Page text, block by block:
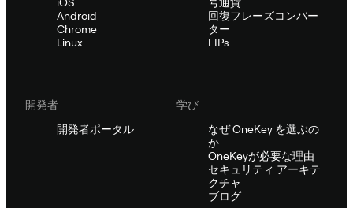
Android
Chrome
Linux
回復フレーズコンバー
ター
EIPs
開発者
開発者ポータル
学び
なぜ OneKey を選ぶの
か
OneKeyが必要な理由
セキュリティ アーキテ
クチャ
ブログ